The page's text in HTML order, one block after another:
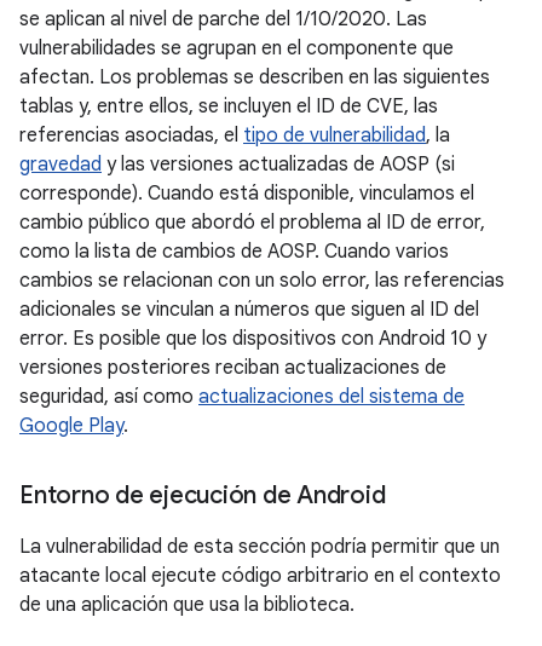
se aplican al nivel de parche del 1/10/2020. Las
vulnerabilidades se agrupan en el componente que
afectan. Los problemas se describen en las siguientes
tablas y, entre ellos, se incluyen el ID de CVE, las
referencias asociadas, el tipo de vulnerabilidad, la
gravedad y las versiones actualizadas de AOSP (si
corresponde). Cuando está disponible, vinculamos el
cambio público que abordó el problema al ID de error,
como la lista de cambios de AOSP. Cuando varios
cambios se relacionan con un solo error, las referencias
adicionales se vinculan a números que siguen al ID del
error. Es posible que los dispositivos con Android 10 y
versiones posteriores reciban actualizaciones de
seguridad, así como actualizaciones del sistema de
Google Play.
Entorno de ejecución de Android
La vulnerabilidad de esta sección podría permitir que un
atacante local ejecute código arbitrario en el contexto
de una aplicación que usa la biblioteca.